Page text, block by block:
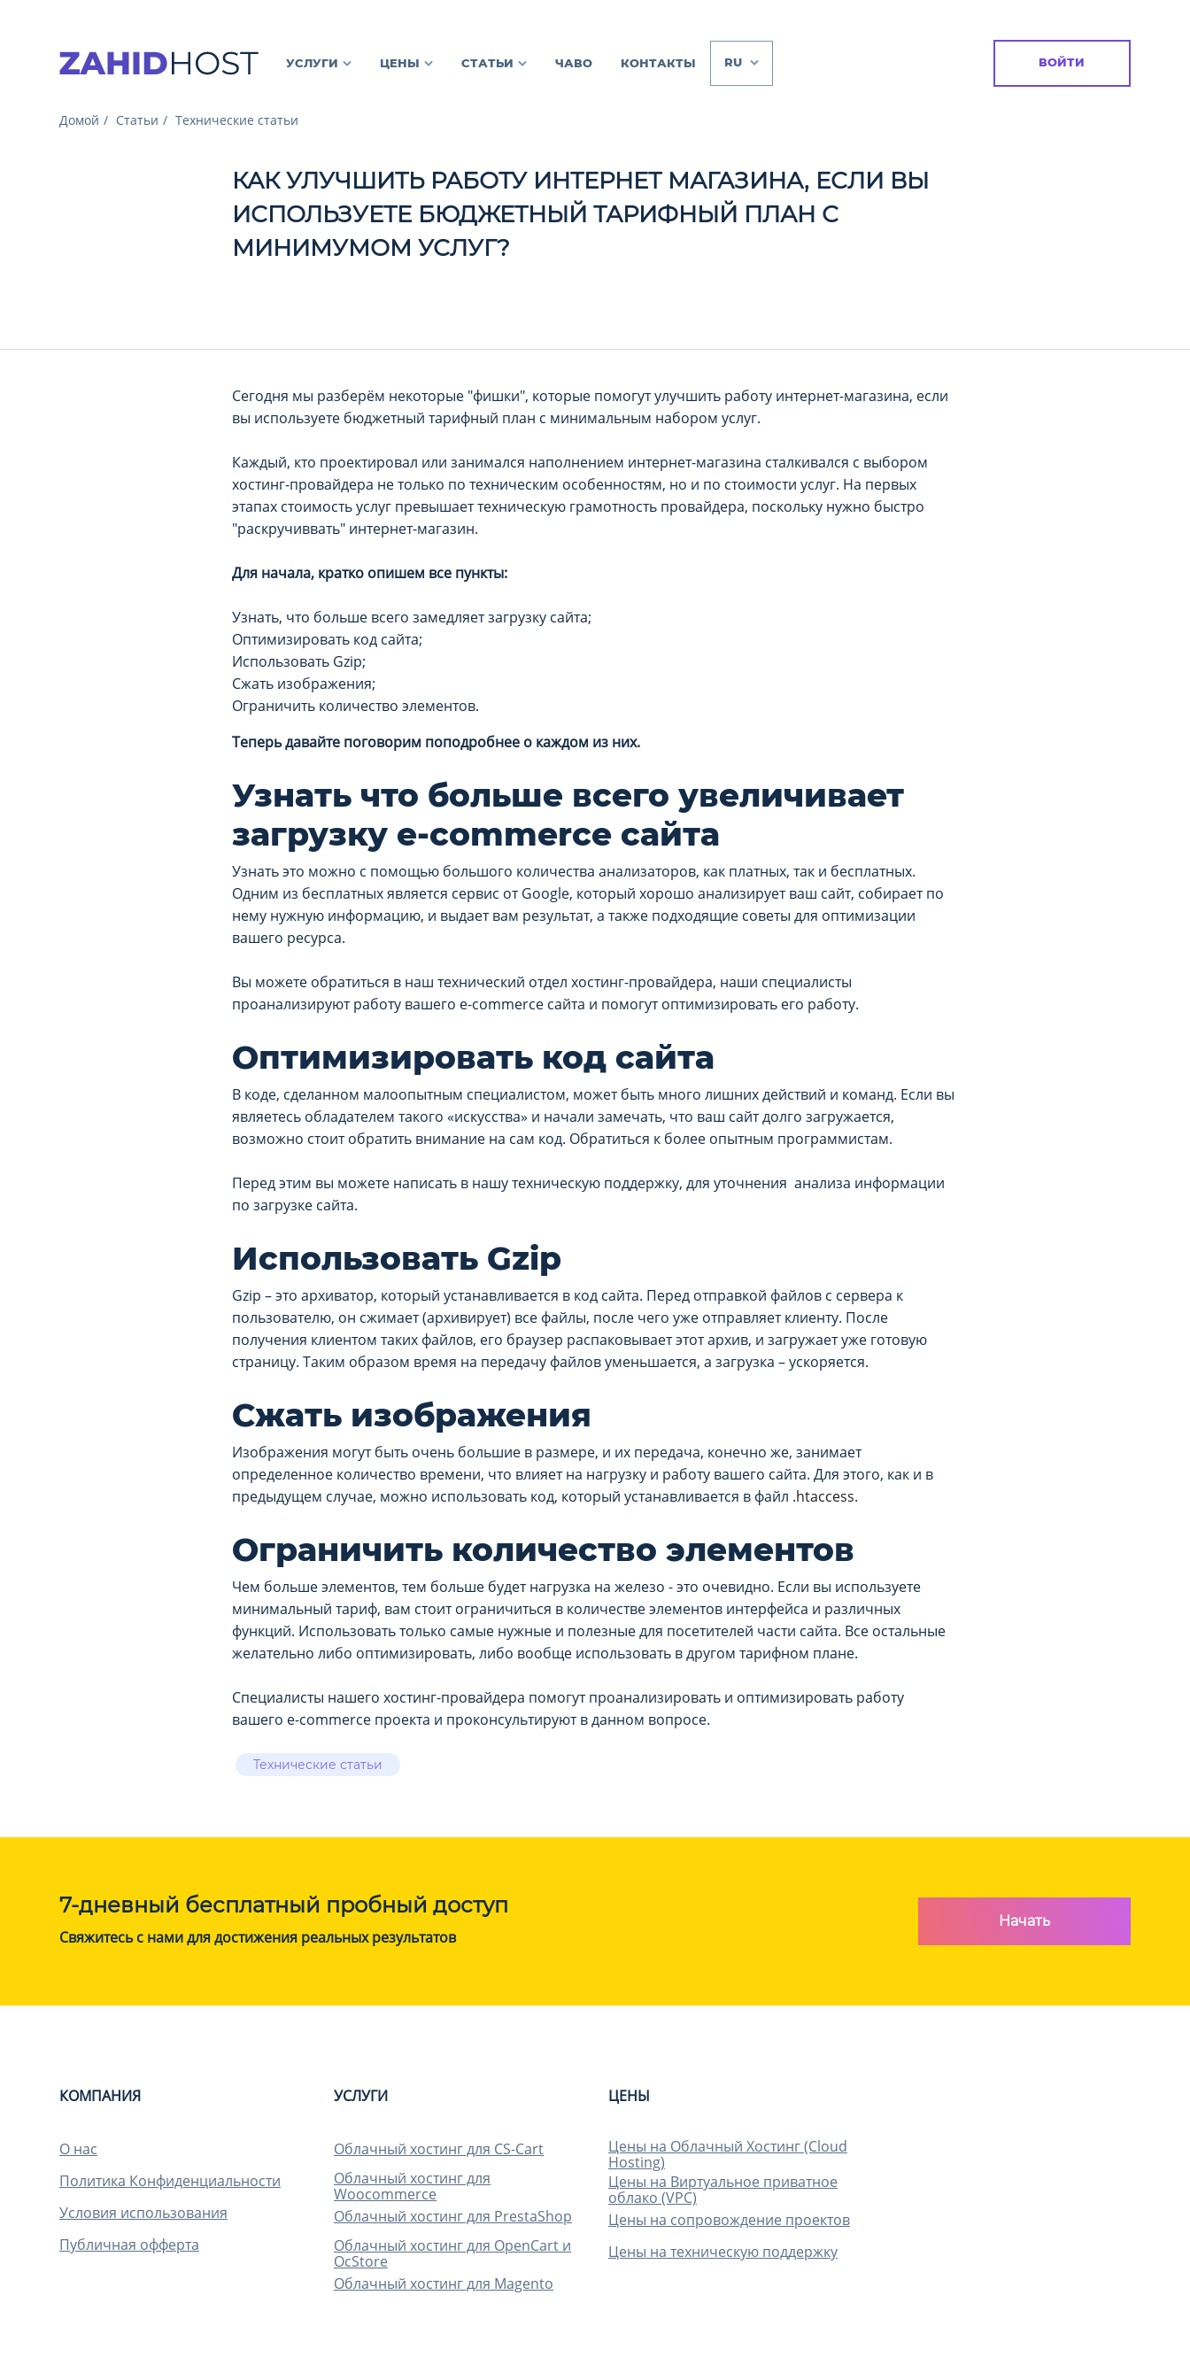
ВОЙТИ
УСЛУГИ ЦЕНЫ СТАТЬИ ЧАВО КОНТАКТЫ RU
Домой Статьи Технические статьи
КАК УЛУЧШИТЬ РАБОТУ ИНТЕРНЕТ МАГАЗИНА, ЕСЛИ ВЫ
ИСПОЛЬЗУЕТЕ БЮДЖЕТНЫЙ ТАРИФНЫЙ ПЛАН С
МИНИМУМОМ УСЛУГ?
Сегодня мы разберём некоторые "фишки", которые помогут улучшить работу интернет-магазина, если
вы используете бюджетный тарифный план с минимальным набором услуг.
Каждый, кто проектировал или занимался наполнением интернет-магазина сталкивался с выбором
хостинг-провайдера не только по техническим особенностям, но и по стоимости услуг. На первых
этапах стоимость услуг превышает техническую грамотность провайдера, поскольку нужно быстро
"раскручиввать" интернет-магазин.
Для начала, кратко опишем все пункты:
Узнать, что больше всего замедляет загрузку сайта;
Оптимизировать код сайта;
Использовать Gzip;
Сжать изображения;
Ограничить количество элементов.
Теперь давайте поговорим поподробнее о каждом из них.
Узнать что больше всего увеличивает
загрузку e-commerce сайта
Узнать это можно с помощью большого количества анализаторов, как платных, так и бесплатных.
Одним из бесплатных является сервис от Google, который хорошо анализирует ваш сайт, собирает по
нему нужную информацию, и выдает вам результат, а также подходящие советы для оптимизации
вашего ресурса.
Вы можете обратиться в наш технический отдел хостинг-провайдера, наши специалисты
проанализируют работу вашего e-commerce сайта и помогут оптимизировать его работу.
Оптимизировать код сайта
В коде, сделанном малоопытным специалистом, может быть много лишних действий и команд. Если вы
являетесь обладателем такого «искусства» и начали замечать, что ваш сайт долго загружается,
возможно стоит обратить внимание на сам код. Обратиться к более опытным программистам.
Перед этим вы можете написать в нашу техническую поддержку, для уточнения анализа информации
по загрузке сайта.
Использовать Gzip
Gzip – это архиватор, который устанавливается в код сайта. Перед отправкой файлов с сервера к
пользователю, он сжимает (архивирует) все файлы, после чего уже отправляет клиенту. После
получения клиентом таких файлов, его браузер распаковывает этот архив, и загружает уже готовую
страницу. Таким образом время на передачу файлов уменьшается, а загрузка – ускоряется.
Сжать изображения
Изображения могут быть очень большие в размере, и их передача, конечно же, занимает
определенное количество времени, что влияет на нагрузку и работу вашего сайта. Для этого, как и в
предыдущем случае, можно использовать код, который устанавливается в файл .htaccess.
Ограничить количество элементов
Чем больше элементов, тем больше будет нагрузка на железо - это очевидно. Если вы используете
минимальный тариф, вам стоит ограничиться в количестве элементов интерфейса и различных
функций. Использовать только самые нужные и полезные для посетителей части сайта. Все остальные
желательно либо оптимизировать, либо вообще использовать в другом тарифном плане.
Специалисты нашего хостинг-провайдера помогут проанализировать и оптимизировать работу
вашего e-commerce проекта и проконсультируют в данном вопросе.
Технические статьи
7-дневный бесплатный пробный доступ
Свяжитесь с нами для достижения реальных результатов
Начать
КОМПАНИЯ
О нас
Политика Конфиденциальности
Условия использования
Публичная офферта
УСЛУГИ
Облачный хостинг для CS-Cart
Облачный хостинг для
Woocommerce
Облачный хостинг для PrestaShop
Облачный хостинг для OpenCart и
OcStore
Облачный хостинг для Magento
ЦЕНЫ
Цены на Облачный Хостинг (Cloud
Hosting)
Цены на Виртуальное приватное
облако (VPC)
Цены на сопровождение проектов
Цены на техническую поддержку